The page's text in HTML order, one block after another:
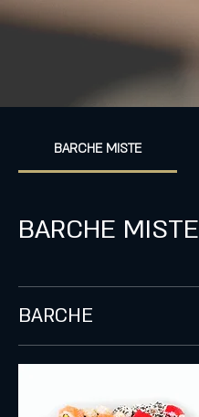
BARCHE MISTE
BARCHE MISTE
BARCHE